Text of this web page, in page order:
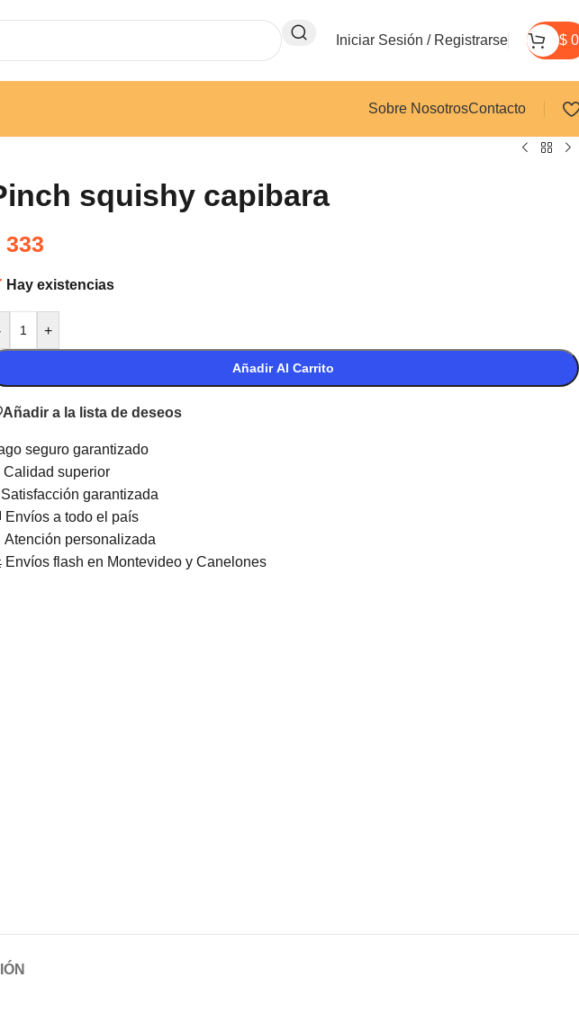
Iniciar Sesión / Registrarse $ 0
Sobre NosotrosContacto
squishy capibara
333
Hay existencias
+
Añadir Al Carrito
Añadir a la lista de deseos
seguro garantizado
Calidad superior
Satisfacción garantizada
Envíos a todo el país
Atención personalizada
Envíos flash en Montevideo y Canelones